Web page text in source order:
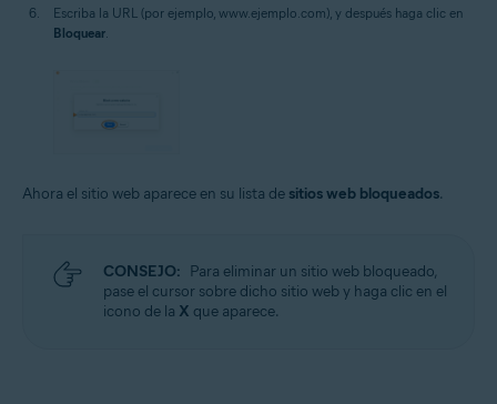
Escriba la URL (por ejemplo, www.ejemplo.com), y después haga clic en
Bloquear.
Ahora el sitio web aparece en su lista de sitios web bloqueados.
CONSEJO: Para eliminar un sitio web bloqueado,
pase el cursor sobre dicho sitio web y haga clic en el
icono de la X que aparece.